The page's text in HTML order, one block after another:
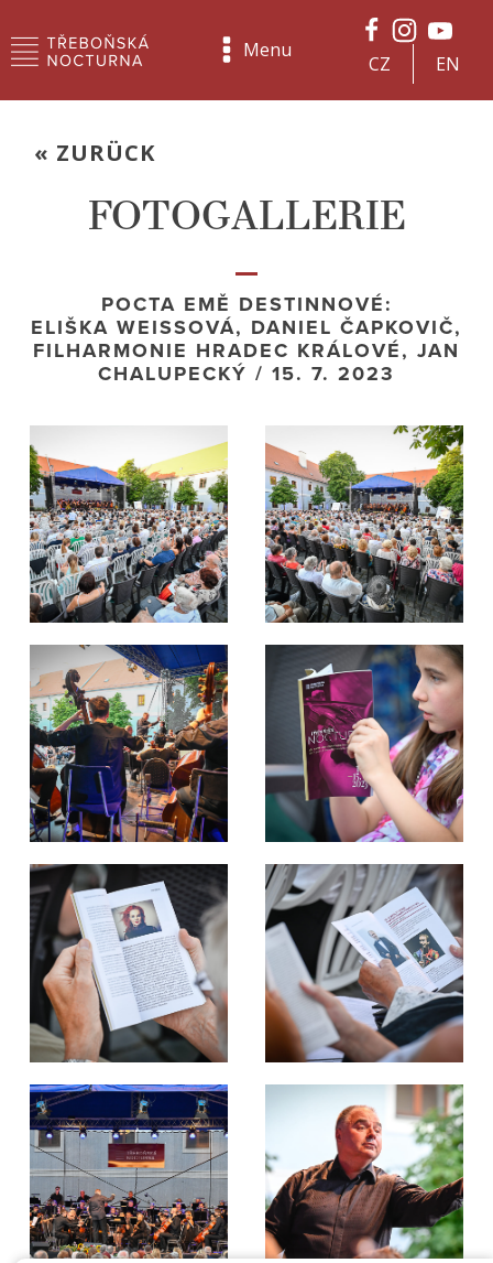
Menu
CZ EN
FOTOGALLERIE
POCTA EMĚ DESTINNOVÉ:
ELIŠKA WEISSOVÁ, DANIEL ČAPKOVIČ,
FILHARMONIE HRADEC KRÁLOVÉ, JAN
CHALUPECKÝ / 15. 7. 2023
« ZURÜCK